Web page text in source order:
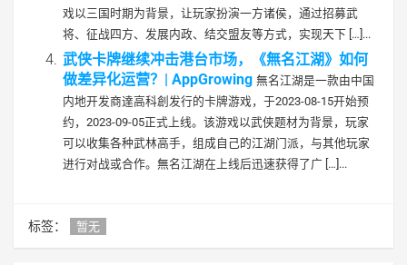
戏以三国时期为背景，让玩家扮演一方诸侯，通过招募武
将、征战四方、发展内政、结交盟友等方式，实现天下 […]...
武侠卡牌继续冲击港台市场，《無名江湖》如何
做差异化运营？| AppGrowing 無名江湖是一款由中国
内地开发商達高科創发行的卡牌游戏，于2023-08-15开始预
约，2023-09-05正式上线。该游戏以武侠题材为背景，玩家
可以收集各种武林高手，组成自己的江湖门派，与其他玩家
进行对战或合作。無名江湖在上线后迅速获得了广 […]...
标签： 暂无